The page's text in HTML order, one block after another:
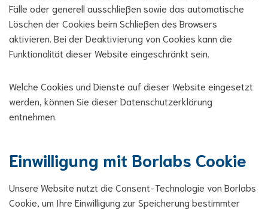
Fälle oder generell ausschließen sowie das automatische
Löschen der Cookies beim Schließen des Browsers
aktivieren. Bei der Deaktivierung von Cookies kann die
Funktionalität dieser Website eingeschränkt sein.
Welche Cookies und Dienste auf dieser Website eingesetzt
werden, können Sie dieser Datenschutzerklärung
entnehmen.
Einwilligung mit Borlabs Cookie
Unsere Website nutzt die Consent-Technologie von Borlabs
Cookie, um Ihre Einwilligung zur Speicherung bestimmter